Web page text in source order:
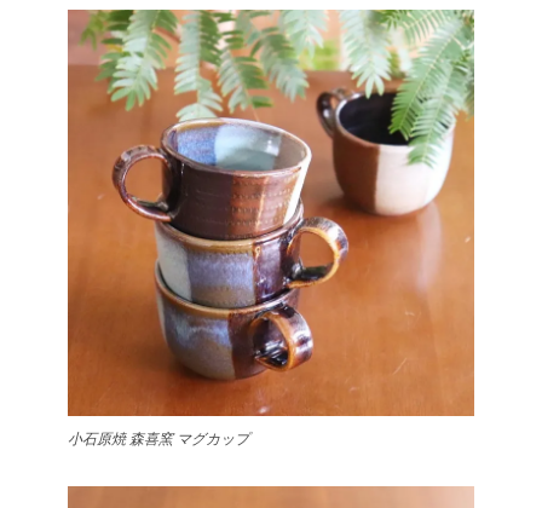
小石原焼 森喜窯 マグカップ